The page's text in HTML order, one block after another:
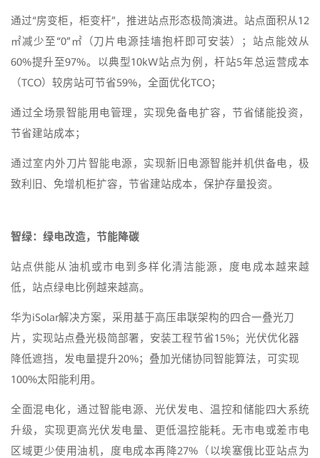
通过“房变柜，柜变杆”，推进站点形态极简演进。站点面积从12
㎡减少至“0”㎡（刀片电源挂墙抱杆即可安装）；站点能效从
60%提升至97%。以典型10kW站点为例，杆站5年总运营成本
（TCO）较房站可节省59%，全面优化TCO；
通过全场景智能用电管理，实现免备电扩容，节省储能投资，
节省建站成本；
通过室内外刀片智能电源，实现新旧电源智能并机供备电，极
致利旧、免增机柜扩容，节省建站成本，保护存量投资。
智绿：绿电改造，节能降碳
站点供能从油机或市电到多样化清洁能源，度电成本越来越
低，站点绿电比例越来越高。
华为iSolar解决方案，采用基于高压串联架构的四合一叠光刀
片，实现站点叠光极简部署，安装工程节省15%；光伏优化器
降低遮挡，发电量提升20%；叠加光储协同智能算法，可实现
100%太阳能利用。
全面混电化，通过智能电源、光伏发电、温控和储能四大系统
升级，实现更高光伏发电量、更低温控能耗。无市电或差市电
区域更少使用油机，度电成本再降27%（以埃塞俄比亚站点为